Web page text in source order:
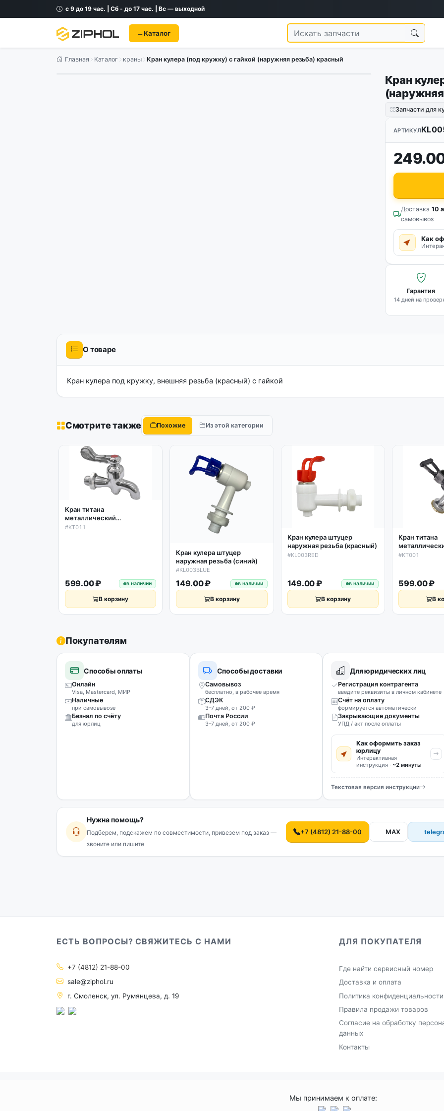
с 9 до 19 час. | Сб - до 17 час. | Вс — выходной
Каталог
Главная Каталог краны Кран кулера (под кружку) с гайкой (наружняя резьба) красный
Кран
Запчасти для
АРТИКУЛ
Доставка 10
самовывоз
Как
Гарантия
14 дней на
О товаре
Кран кулера под кружку, внешняя резьба (красный) с гайкой
Смотрите также Похожие Из этой категории
Кран титана
металлический
поворотный D20мм KT011
#KT011
599.00 ₽ в наличии
В корзину
Кран кулера штуцер
наружная резьба (синий)
#KL003BLUE
149.00 ₽ в наличии
В корзину
Кран кулера штуцер
наружная резьба (красный)
#KL003RED
149.00 ₽ в наличии
В корзину
Кран титана
фиксацией/
#KT001
599.00 ₽
В
Покупателям
Способы оплаты
Онлайн
Visa, Mastercard, МИР
Наличные
при самовывозе
Безнал по счёту
для юрлиц
Способы доставки
Самовывоз
бесплатно, в рабочее время
СДЭК
3–7 дней, от 200 ₽
Почта России
3–7 дней, от 200 ₽
Для юридических лиц
Регистрация контрагента
введите реквизиты в личном кабинете
Счёт на оплату
формируется автоматически
Закрывающие документы
УПД / акт после оплаты
Как оформить заказ
юрлицу
Интерактивная
инструкция · ~2 минуты
Текстовая версия инструкции
Нужна помощь?
Подберем, подскажем по совместимости, привезем под заказ —
звоните или пишите
+7 (4812) 21-88-00 MAX
ЕСТЬ ВОПРОСЫ? СВЯЖИТЕСЬ С НАМИ
+7 (4812) 21-88-00
sale@ziphol.ru
г. Смоленск, ул. Румянцева, д. 19
ДЛЯ ПОКУПАТЕЛЯ
Где найти сервисный номер
Доставка и оплата
Политика конфиденциальности
Правила продажи товаров
Согласие на обработку
данных
Контакты
Мы принимаем к оплате: